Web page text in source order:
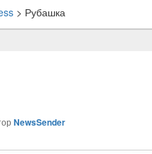
> Рубашка
NewsSender